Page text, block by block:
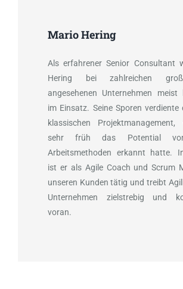
Mario Hering
Als erfahrener Senior Consultant
Hering bei zahlreichen
angesehenen Unternehmen meist
im Einsatz. Seine Sporen
klassischen
sehr früh das Potential
Arbeitsmethoden erkannt hatte.
ist er als Agile Coach und Scrum
unseren Kunden tätig und treibt
Unternehmen zielstrebig und
voran.